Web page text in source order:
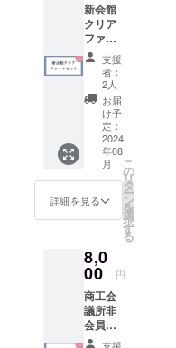
新会館
クリア
ファイ
ルセッ
ト 3枚
1セット
磐田商
工会議
所でし
か手に
入らな
い、新
会館の
クリア
ファイ
ルを3枚
するプ
ランで
す。 商
品サイ
ズ：A4
サイズ
支援
者：
2人
お届
け予
定：
2024
年08
月
詳細を見る
こ
の
リ
タ
ー
ン
を
選
択
す
る
8,0
00 円
商工会
議所非
会員の
場合は